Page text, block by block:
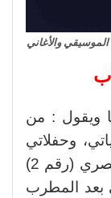
على كل منصات الموسيقي والأغاني
ويقول : من
وحفلاتي
خاصة أنني والحمد الله المطرب المصري (رقم 2)
بعد المطرب